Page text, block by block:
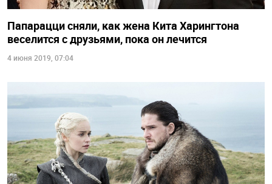
Папарацци сняли, как жена Кита Харингтона
веселится с друзьями, пока он лечится
4 июня 2019, 07:04